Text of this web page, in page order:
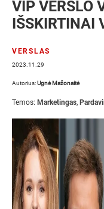
VIP VERSLO
IŠSKIRTINAI
VERSLAS
2023.11.29
Autorius:Ugnė Mažonaitė
Temos: Marketingas,